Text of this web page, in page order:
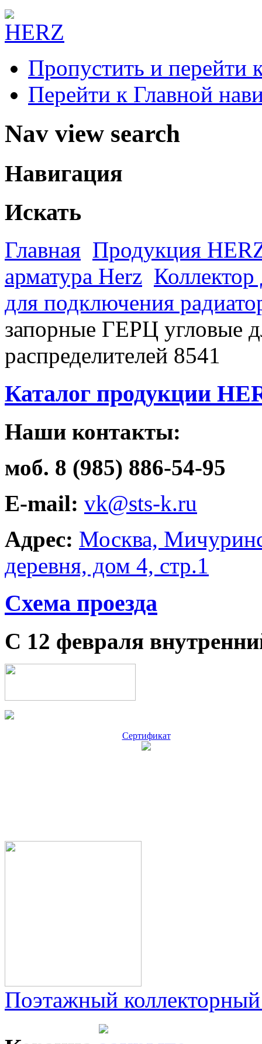
Пропустить и перейти
Перейти к Главной
Nav view search
Навигация
Искать
Главная Продукция
арматура Herz Коллектор
для подключения
запорные ГЕРЦ угловые
распределителей 8541
Каталог продукции
Наши контакты:
моб. 8 (985) 886-54-95
E-mail: vk@sts-k.ru
Адрес: Москва,
деревня, дом 4, стр.1
Схема проезда
С 12 февраля
Сертификат
Поэтажный